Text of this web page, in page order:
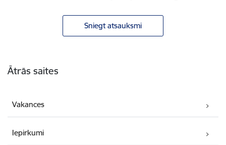
Sniegt atsauksmi
Ātrās saites
Vakances
Iepirkumi